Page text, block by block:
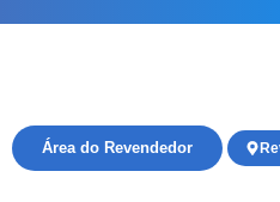
Área do Revendedor